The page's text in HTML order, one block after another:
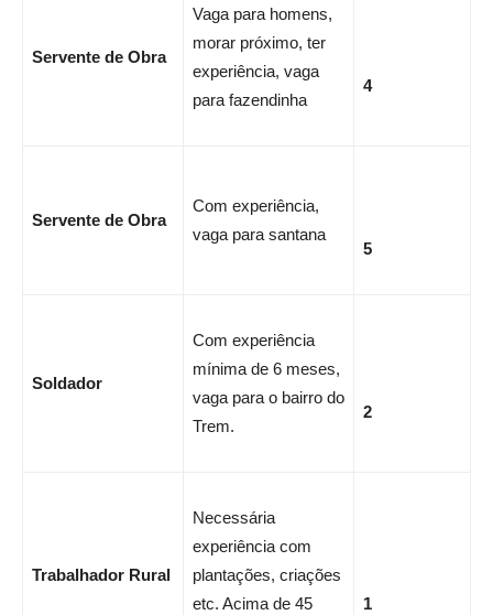
Servente de Obra
Vaga para homens,
morar próximo, ter
experiência, vaga
para fazendinha
4
Servente de Obra
Com experiência,
vaga para santana
5
Soldador
Com experiência
mínima de 6 meses,
vaga para o bairro do
Trem.
2
Trabalhador Rural
Necessária
experiência com
plantações, criações
etc. Acima de 45
1